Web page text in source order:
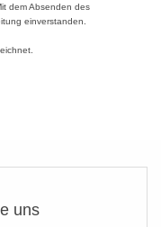
dem Absenden des
einverstanden.
uns